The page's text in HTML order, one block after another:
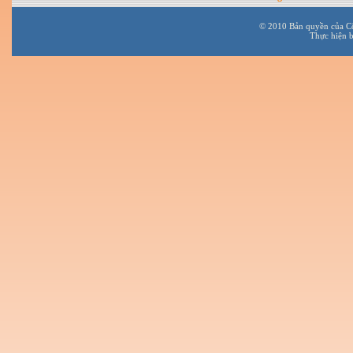
© 2010 Bản quyền của
Thực hiện